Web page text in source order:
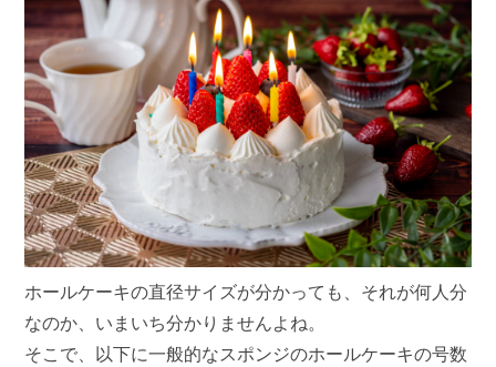
ホールケーキの直径サイズが分かっても、それが何人分
なのか、いまいち分かりませんよね。
そこで、以下に一般的なスポンジのホールケーキの号数